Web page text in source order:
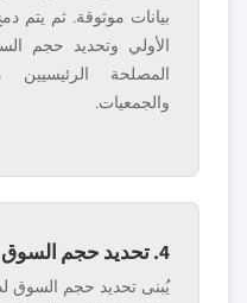
بيانات موثوقة. ثم يتم
الأولي وتحديد حجم
المصلحة الرئيسيين
والجمعيات.
4. تحديد حجم السوق
يُبنى تحديد حجم السوق